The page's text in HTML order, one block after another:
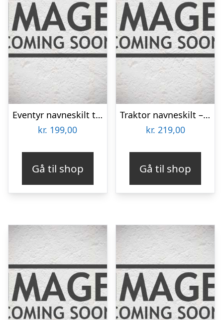
Eventyr navneskilt træ
kr. 199,00
Gå til shop
Traktor navneskilt – farve
kr. 219,00
Gå til shop